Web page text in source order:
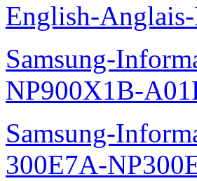
English-
Samsung-
NP900X1B-
Samsung-
300E7A-